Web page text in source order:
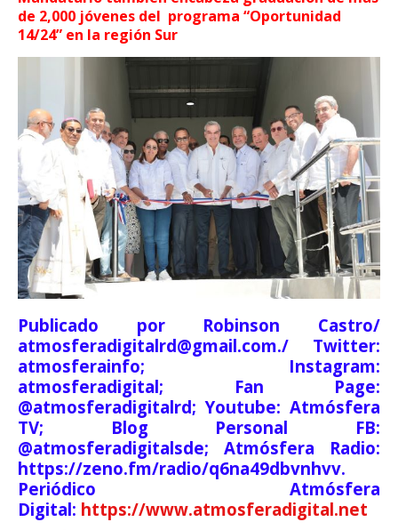
de 2,000 jóvenes del programa “Oportunidad
14/24” en la región Sur
Publicado por Robinson Castro/
atmosferadigitalrd@gmail.com./ Twitter:
atmosferainfo; Instagram:
atmosferadigital; Fan Page:
@atmosferadigitalrd; Youtube: Atmósfera
TV; Blog Personal FB:
@atmosferadigitalsde; Atmósfera Radio:
https://zeno.fm/radio/q6na49dbvnhvv.
Periódico Atmósfera
Digital: https://www.atmosferadigital.net